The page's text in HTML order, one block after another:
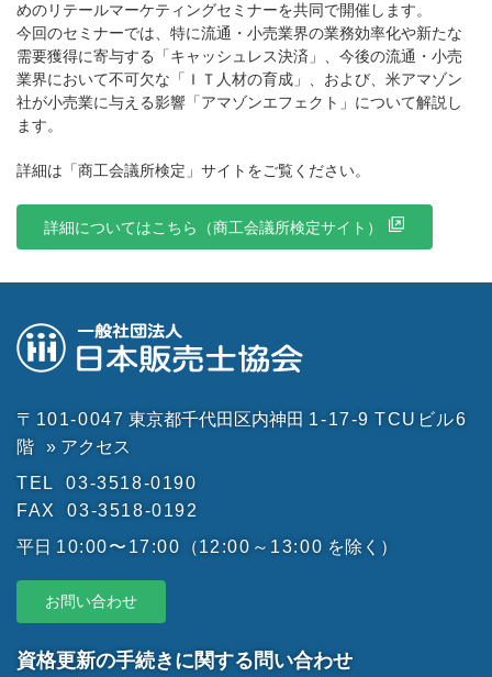
めのリテールマーケティングセミナーを共同で開催します。
今回のセミナーでは、特に流通・小売業界の業務効率化や新たな
需要獲得に寄与する「キャッシュレス決済」、今後の流通・小売
業界において不可欠な「ＩＴ人材の育成」、および、米アマゾン
社が小売業に与える影響「アマゾンエフェクト」について解説し
ます。
詳細は「商工会議所検定」サイトをご覧ください。
詳細についてはこちら（商工会議所検定サイト）
〒101-0047 東京都千代田区内神田 1-17-9 TCUビル6
階
» アクセス
TEL
03-3518-0190
FAX
03-3518-0192
平日 10:00〜17:00 （12:00～13:00 を除く）
お問い合わせ
資格更新の手続きに関する問い合わせ